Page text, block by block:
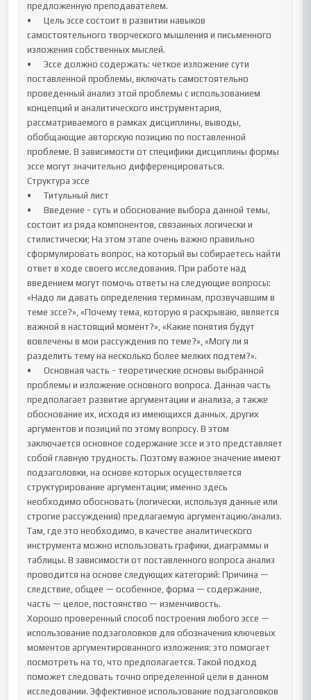
предложенную преподавателем.
•	Цель эссе состоит в развитии навыков
самостоятельного творческого мышления и письменного
изложения собственных мыслей.
•	Эссе должно содержать: четкое изложение сути
поставленной проблемы, включать самостоятельно
проведенный анализ этой проблемы с использованием
концепций и аналитического инструментария,
рассматриваемого в рамках дисциплины, выводы,
обобщающие авторскую позицию по поставленной
проблеме. В зависимости от специфики дисциплины формы
эссе могут значительно дифференцироваться.
Структура эссе
•	Титульный лист
•	Введение - суть и обоснование выбора данной темы,
состоит из ряда компонентов, связанных логически и
стилистически; На этом этапе очень важно правильно
сформулировать вопрос, на который вы собираетесь найти
ответ в ходе своего исследования. При работе над
введением могут помочь ответы на следующие вопросы:
«Надо ли давать определения терминам, прозвучавшим в
теме эссе?», «Почему тема, которую я раскрываю, является
важной в настоящий момент?», «Какие понятия будут
вовлечены в мои рассуждения по теме?», «Могу ли я
разделить тему на несколько более мелких подтем?».
•	Основная часть - теоретические основы выбранной
проблемы и изложение основного вопроса. Данная часть
предполагает развитие аргументации и анализа, а также
обоснование их, исходя из имеющихся данных, других
аргументов и позиций по этому вопросу. В этом
заключается основное содержание эссе и это представляет
собой главную трудность. Поэтому важное значение имеют
подзаголовки, на основе которых осуществляется
структурирование аргументации; именно здесь
необходимо обосновать (логически, используя данные или
строгие рассуждения) предлагаемую аргументацию/анализ.
Там, где это необходимо, в качестве аналитического
инструмента можно использовать графики, диаграммы и
таблицы. В зависимости от поставленного вопроса анализ
проводится на основе следующих категорий: Причина —
следствие, общее — особенное, форма — содержание,
часть — целое, постоянство — изменчивость.
Хорошо проверенный способ построения любого эссе —
использование подзаголовков для обозначения ключевых
моментов аргументированного изложения: это помогает
посмотреть на то, что предполагается. Такой подход
поможет следовать точно определенной цели в данном
исследовании. Эффективное использование подзаголовков